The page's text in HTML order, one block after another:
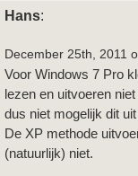
Hans:
December 25th, 2011
Voor Windows 7 Pro
lezen en uitvoeren
dus niet mogelijk dit
De XP methode
(natuurlijk) niet.